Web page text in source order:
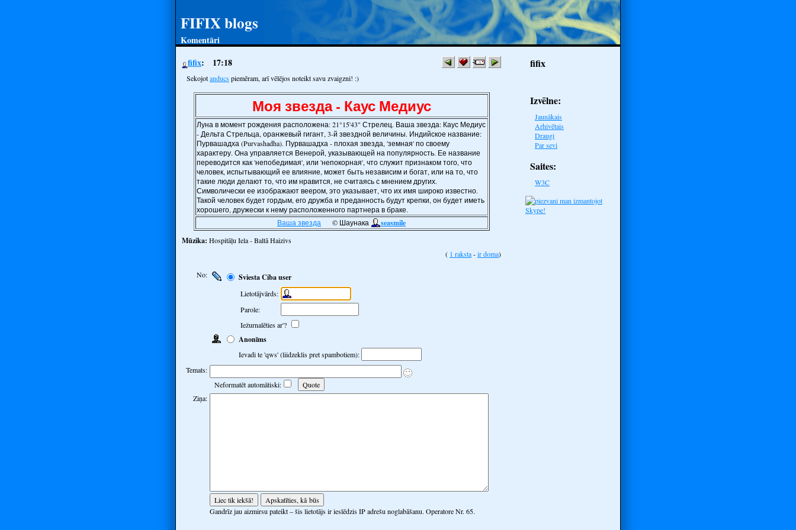
FIFIX blogs
Komentāri
fifix
Izvēlne:
Jaunākais
Arhivētais
Draugi
Par sevi
Saites:
W3C
fifix 17:18
Sekojotanducspiemēram, arī vēlējos noteikt savu zvaigzni! :)
Моя звезда - Каус Медиус
Луна в момент рождения расположена: 21°15'43" Стрелец. Ваша звезда: Каус Медиус
- Дельта Стрельца, оранжевый гигант, 3-й звездной величины. Индийское название:
Пурвашадха (Purvashadha). Пурвашадха - плохая звезда, 'земная' по своему
характеру. Она управляется Венерой, указывающей на популярность. Ее название
переводится как 'непобедимая', или 'непокорная', что служит признаком того, что
человек, испытывающий ее влияние, может быть независим и богат, или на то, что
такие люди делают то, что им нравится, не считаясь с мнением других.
Символически ее изображают веером, это указывает, что их имя широко известно.
Такой человек будет гордым, его дружба и преданность будут крепки, он будет иметь
хорошего, дружески к нему расположенного партнера в браке.
Ваша звезда © Шаунака
seasmile
Mūzika: Hospitāļu Iela - Baltā Haizivs
1 raksta
ir doma
No: Sviesta Ciba user
Lietotājvārds:
Parole:
Iežurnalēties ar'?
Anonīms
Ievadi te 'qws' (liidzeklis pret spambotiem):
Temats:
Neformatēt automātiski:
Ziņa:
Gandrīz jau aizmirsu pateikt – šis lietotājs ir ieslēdzis IP adrešu noglabāšanu. Operatore Nr. 65.